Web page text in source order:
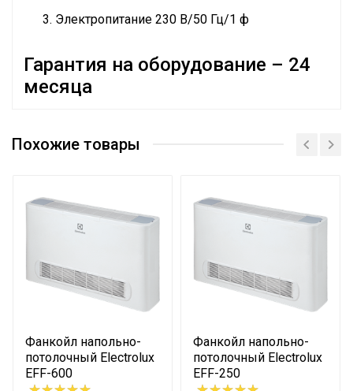
Электропитание 230 В/50 Гц/1 ф
Гарантия на оборудование – 24
месяца
Гарантийный срок
Номинальная средняя
производ-ность обогрева
1.7 кВт
производ-ность
охлаждения
1.3 кВт
Напряжение
электропитания
220,0
Похожие товары
Фанкойл напольно-
потолочный Electrolux
EFF-600
Фанкойл напольно-
потолочный Electrolux
EFF-250